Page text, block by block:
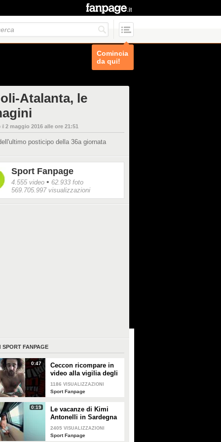
Comincia
da qui!
Atalanta, le
il 2 maggio 2016 alle ore 21:51
posticipo della 36a giornata
Sport Fanpage
4.555 video • 62.933 foto
569.705.997 visualizzazioni
SPORT FANPAGE
0:47
Ceccon ricompare in
video alla vigilia degli
Europei, è
irriconoscibile: "Io
1186 VISUALIZZAZIONI
Sport Fanpage
0:19
Le vacanze di Kimi
Antonelli in Sardegna
2405 VISUALIZZAZIONI
Sport Fanpage